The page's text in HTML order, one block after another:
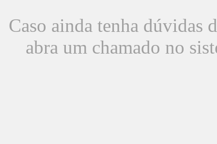
Caso ainda tenha dúvidas
abra um chamado no